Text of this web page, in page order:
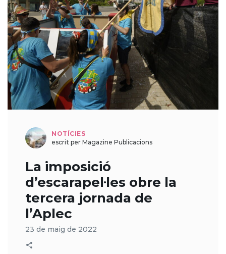
NOTÍCIES
escrit per Magazine Publicacions
La imposició
d’escarapel·les obre la
tercera jornada de
l’Aplec
23 de maig de 2022